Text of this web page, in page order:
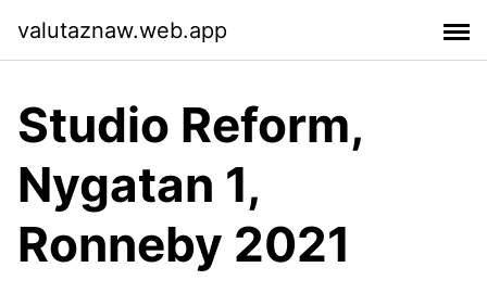
valutaznaw.web.app
Studio Reform,
Nygatan 1,
Ronneby 2021